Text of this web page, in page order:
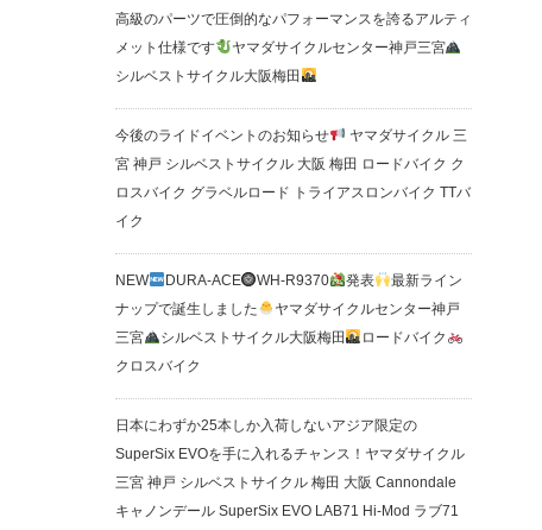
高級のパーツで圧倒的なパフォーマンスを誇るアルティ
メット仕様です
ヤマダサイクルセンター神戸三宮
シルベストサイクル大阪梅田
今後のライドイベントのお知らせ
ヤマダサイクル 三
宮 神戸 シルベストサイクル 大阪 梅田 ロードバイク ク
ロスバイク グラベルロード トライアスロンバイク TTバ
イク
NEW DURA-ACE WH-R9370 発表
最新ライン
ナップで誕生しました
ヤマダサイクルセンター神戸
三宮
シルベストサイクル大阪梅田
ロードバイク
クロスバイク
日本にわずか25本しか入荷しないアジア限定の
SuperSix EVOを手に入れるチャンス！ヤマダサイクル
三宮 神戸 シルベストサイクル 梅田 大阪 Cannondale
キャノンデール SuperSix EVO LAB71 Hi-Mod ラブ71